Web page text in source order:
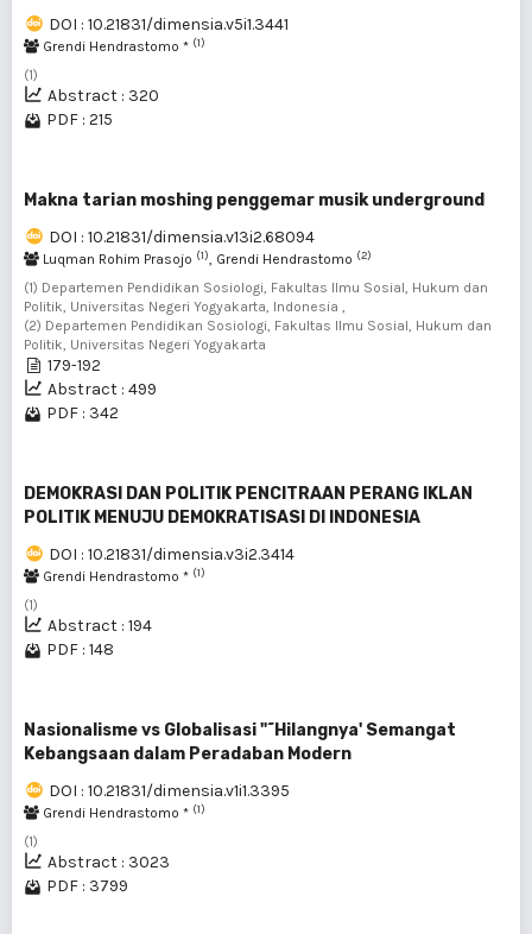
DOI : 10.21831/dimensia.v5i1.3441
Grendi Hendrastomo * (1)
(1)
Abstract : 320
PDF : 215
Makna tarian moshing penggemar musik underground
DOI : 10.21831/dimensia.v13i2.68094
Luqman Rohim Prasojo (1), Grendi Hendrastomo (2)
(1) Departemen Pendidikan Sosiologi, Fakultas Ilmu Sosial, Hukum dan
Politik, Universitas Negeri Yogyakarta, Indonesia ,
(2) Departemen Pendidikan Sosiologi, Fakultas Ilmu Sosial, Hukum dan
Politik, Universitas Negeri Yogyakarta
179-192
Abstract : 499
PDF : 342
DEMOKRASI DAN POLITIK PENCITRAAN PERANG IKLAN
POLITIK MENUJU DEMOKRATISASI DI INDONESIA
DOI : 10.21831/dimensia.v3i2.3414
Grendi Hendrastomo * (1)
(1)
Abstract : 194
PDF : 148
Nasionalisme vs Globalisasi "˜Hilangnya' Semangat
Kebangsaan dalam Peradaban Modern
DOI : 10.21831/dimensia.v1i1.3395
Grendi Hendrastomo * (1)
(1)
Abstract : 3023
PDF : 3799